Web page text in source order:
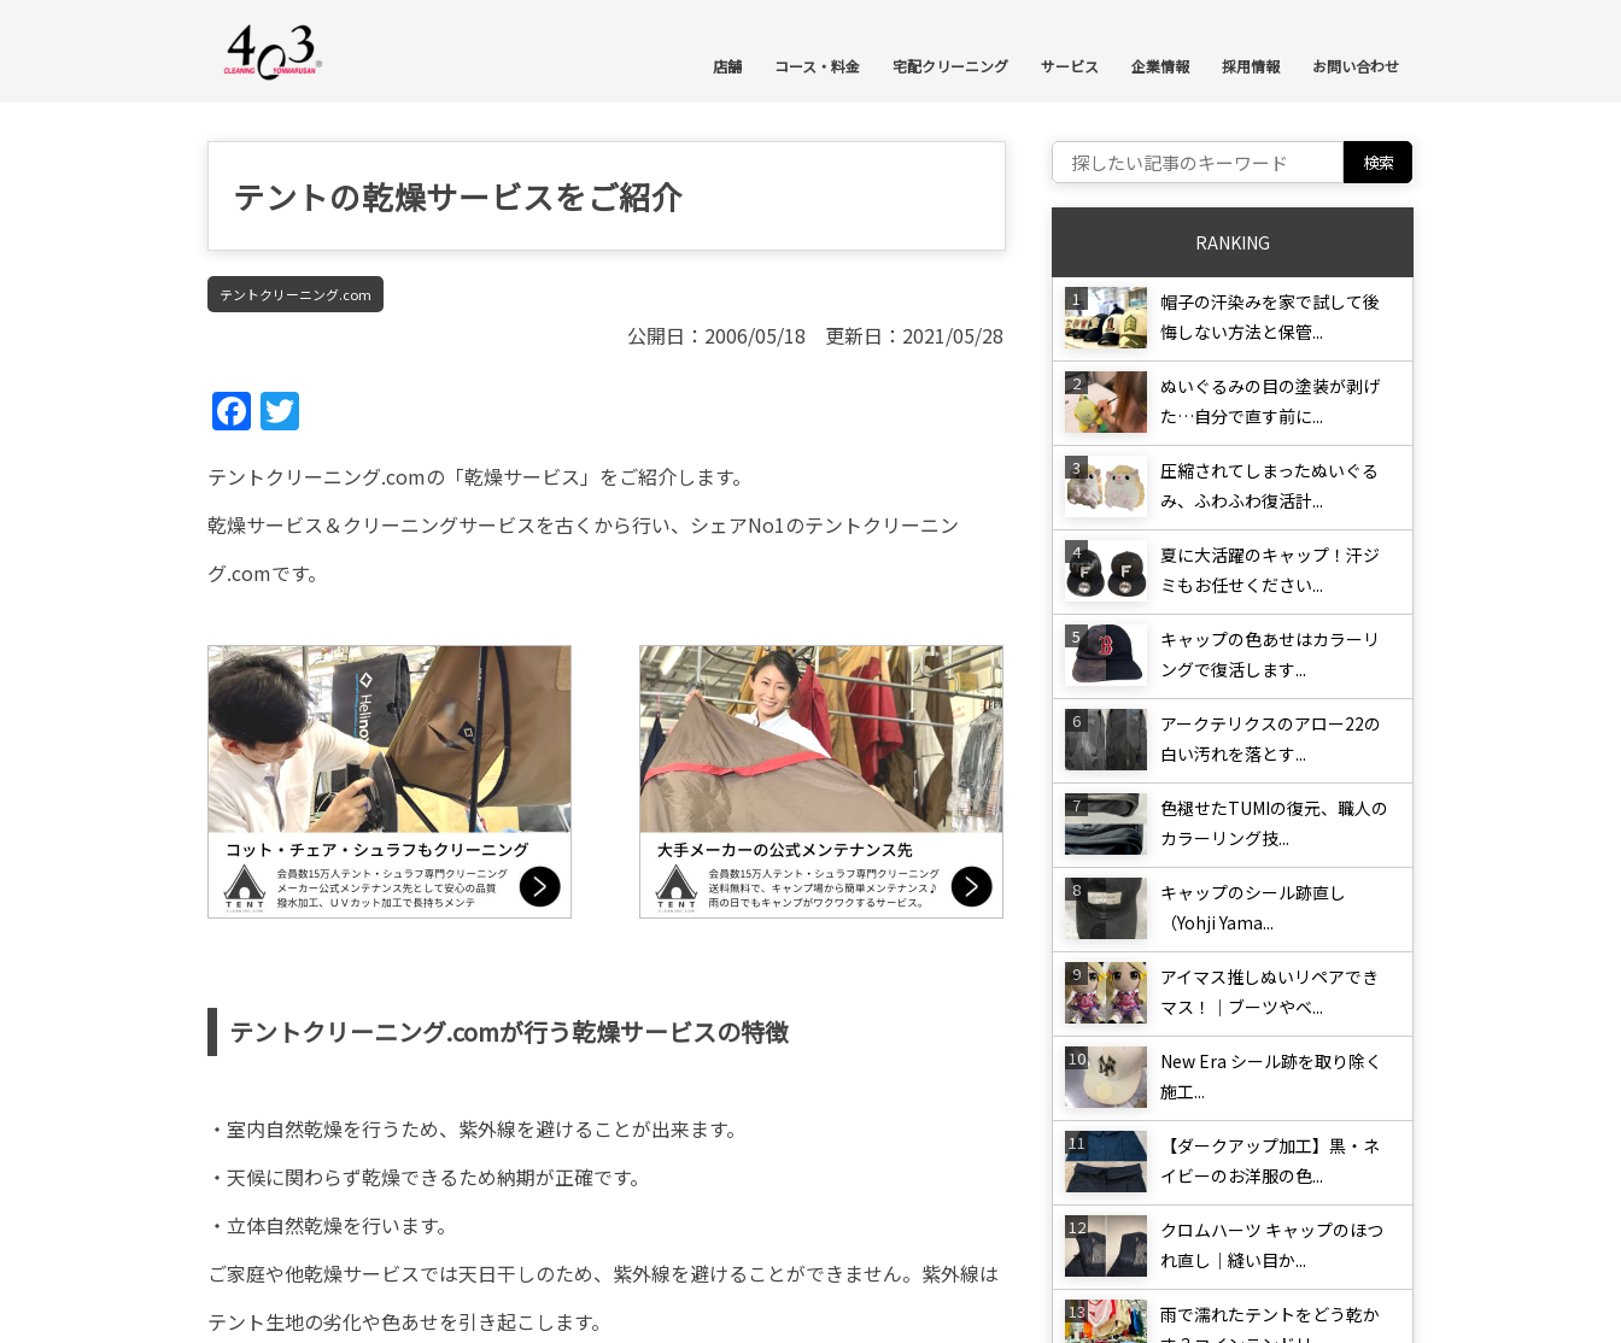
店舗 コース・料金 宅配クリーニング サービス 企業情報 採用情報 お問い合わせ
テントの乾燥サービスをご紹介
テントクリーニング.com
公開日：2006/05/18 更新日：2021/05/28
Fac
ok
テントクリーニング.comの「乾燥サービス」をご紹介します。
乾燥サービス＆クリーニングサービスを古くから行い、シェアNo1のテントクリーニン
グ.comです。
テントクリーニング.comが行う乾燥サービスの特徴
・室内自然乾燥を行うため、紫外線を避けることが出来ます。
・天候に関わらず乾燥できるため納期が正確です。
・立体自然乾燥を行います。
ご家庭や他乾燥サービスでは天日干しのため、紫外線を避けることができません。紫外線は
テント生地の劣化や色あせを引き起こします。
Search for:
RANKING
帽子の汗染みを家で試して後
悔しない方法と保管...
ぬいぐるみの目の塗装が剥げ
た…自分で直す前に...
圧縮されてしまったぬいぐる
み、ふわふわ復活計...
夏に大活躍のキャップ！汗ジ
ミもお任せください...
キャップの色あせはカラーリ
ングで復活します...
アークテリクスのアロー22の
白い汚れを落とす...
色褪せたTUMIの復元、職人の
カラーリング技...
キャップのシール跡直し
（Yohji Yama...
アイマス推しぬいリペアでき
マス！｜ブーツやベ...
New Era シール跡を取り除く
施工...
【ダークアップ加工】黒・ネ
イビーのお洋服の色...
クロムハーツ キャップのほつ
れ直し｜縫い目か...
雨で濡れたテントをどう乾か